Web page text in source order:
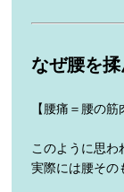
なぜ腰を
【腰痛＝腰の筋
このように思わ
実際には腰その